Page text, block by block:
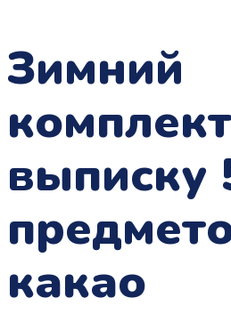
Зимний
выписку
какао